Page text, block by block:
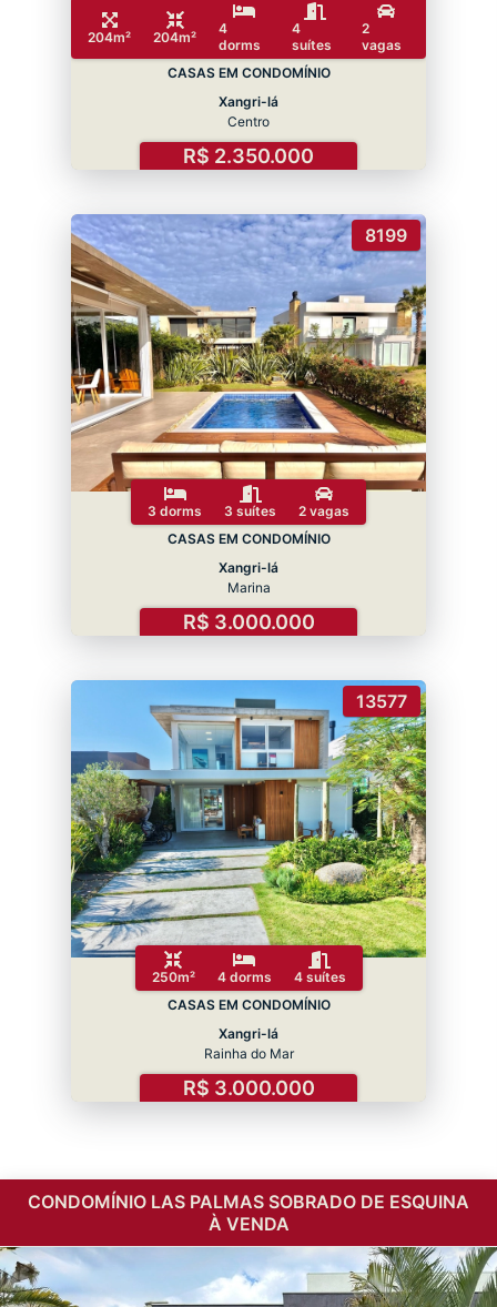
204m² 204m²
4
dorms
4
suítes
2
vagas
CASAS EM CONDOMÍNIO
Xangri-lá
Centro
R$ 2.350.000
8199
3 dorms 3 suítes
2 vagas
CASAS EM CONDOMÍNIO
Xangri-lá
Marina
R$ 3.000.000
13577
250m² 4 dorms
4 suítes
CASAS EM CONDOMÍNIO
Xangri-lá
Rainha do Mar
R$ 3.000.000
CONDOMÍNIO LAS PALMAS SOBRADO DE ESQUINA
À VENDA